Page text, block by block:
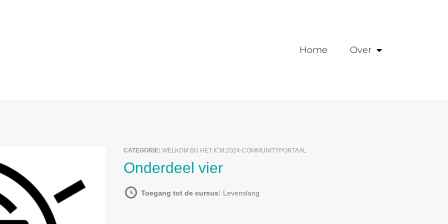
Home Over
CATEGORIE:WELKOM BIJ HET ICM:2024-COMMUNITYPORTAAL
Onderdeel vier
Toegang tot de cursus: Levenslang